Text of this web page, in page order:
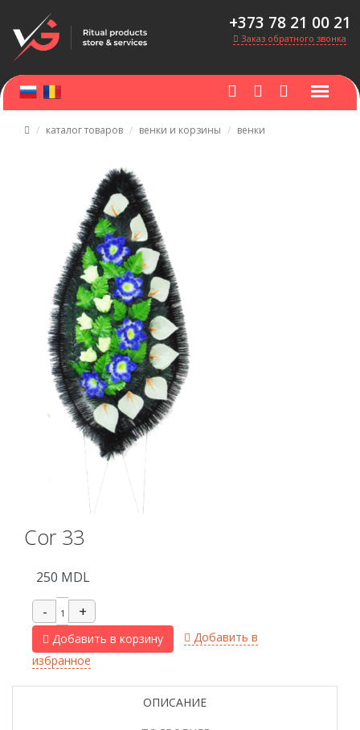
+373 78 21 00 21
Заказ обратного звонка
каталог товаров венки и корзины венки
Cor 33
250 MDL
Добавить в корзину
Добавить в
избранное
ОПИСАНИЕ